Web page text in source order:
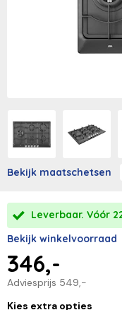
Bekijk maatschetsen
Leverbaar. Vóór
Bekijk winkelvoorraad
Adviesprijs 549,-
346,-
Kies extra opties